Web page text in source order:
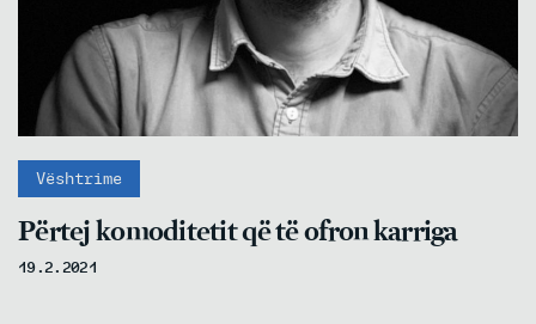
Vështrime
Përtej komoditetit që të ofron karriga
19.2.2021